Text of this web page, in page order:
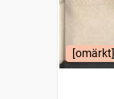
[omärkt]